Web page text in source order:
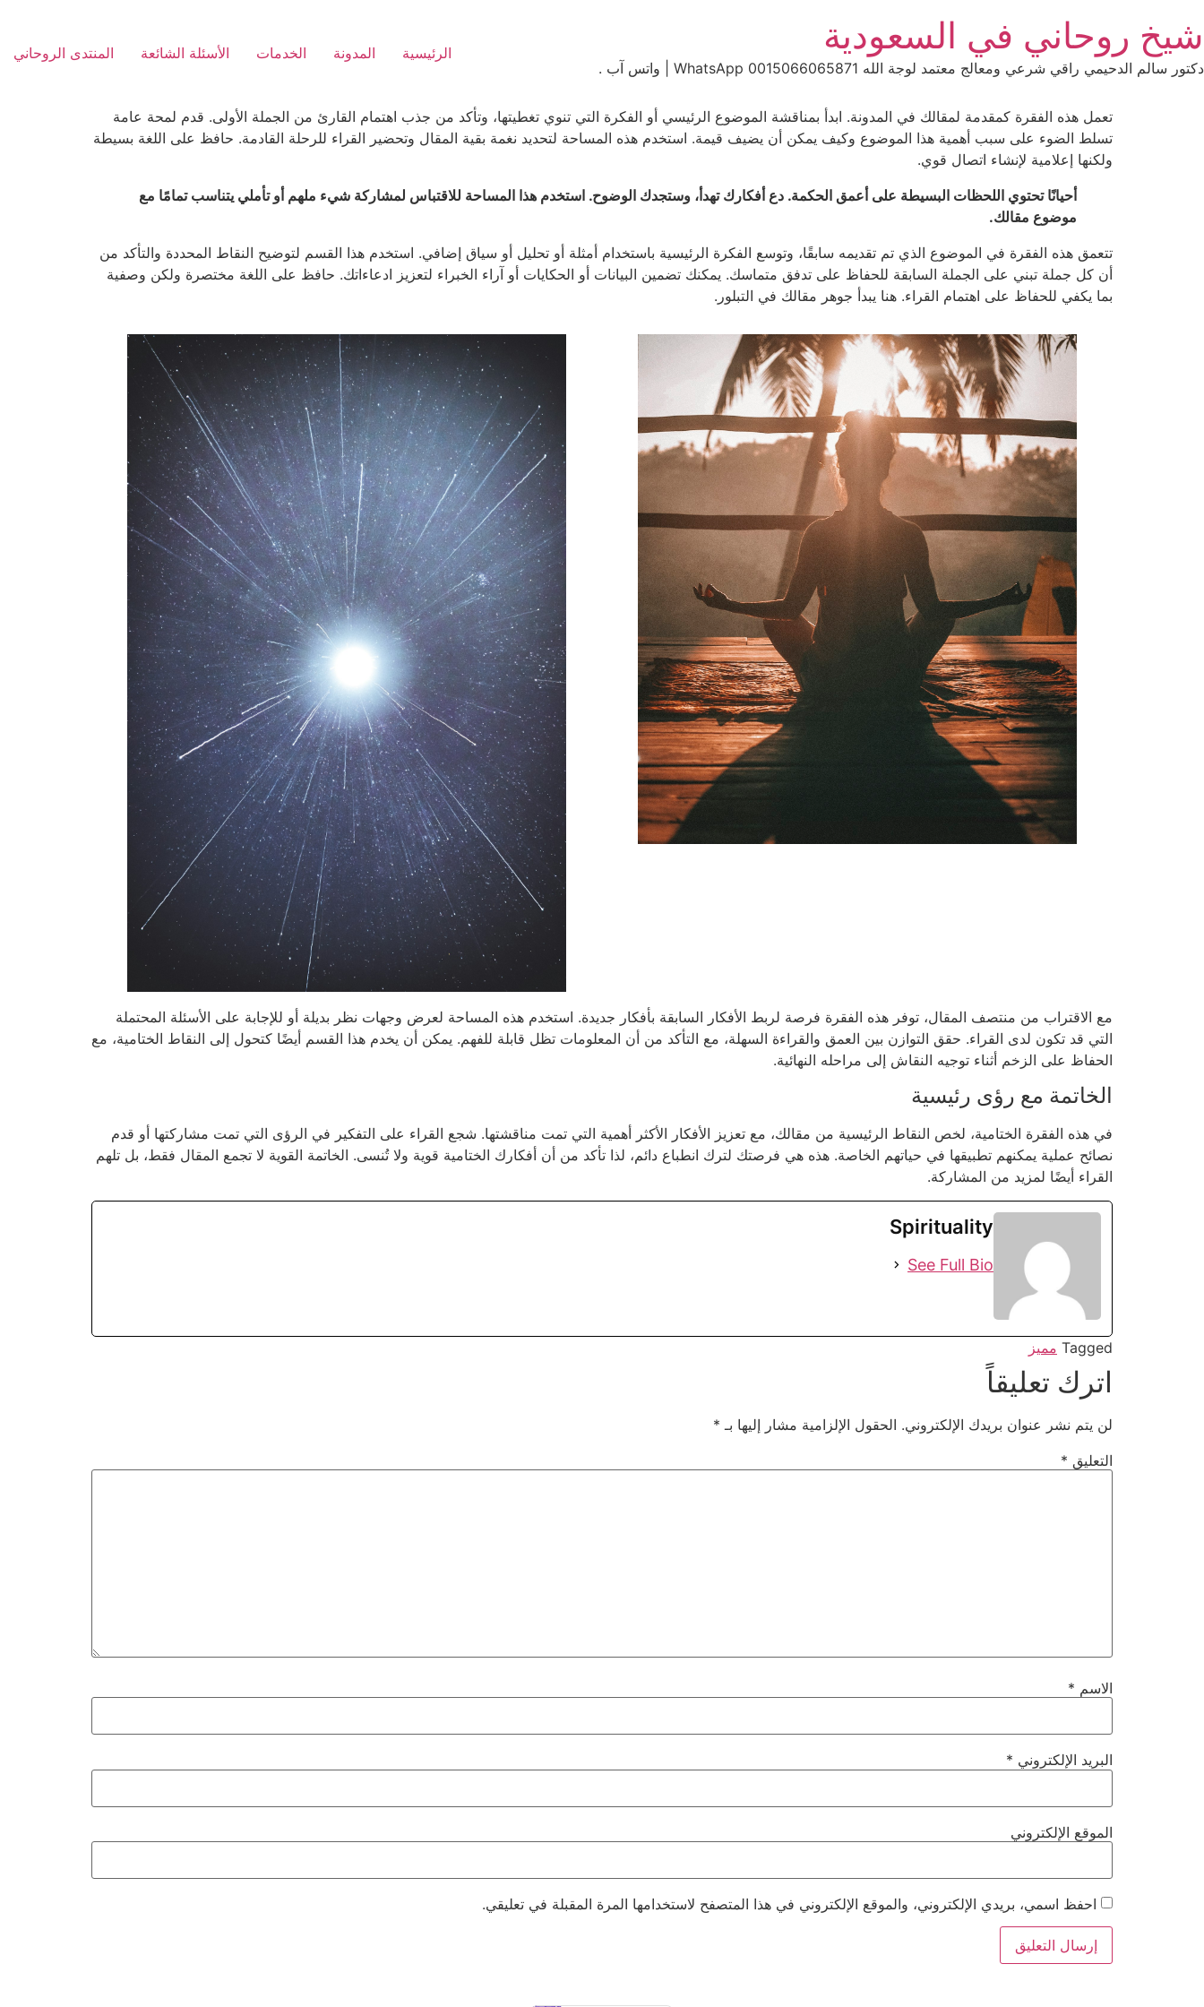
to
content
شيخ روحاني في السعودية
دكتور سالم الدحيمي راقي شرعي ومعالج معتمد لوجة الله 0015066065871 WhatsApp | واتس آب .
الرئيسية المدونة الخدمات الأسئلة الشائعة المنتدى الروحاني
تعمل هذه الفقرة كمقدمة لمقالك في المدونة. ابدأ بمناقشة الموضوع الرئيسي أو الفكرة التي تنوي تغطيتها، وتأكد من جذب اهتمام القارئ من الجملة الأولى. قدم لمحة عامة
تسلط الضوء على سبب أهمية هذا الموضوع وكيف يمكن أن يضيف قيمة. استخدم هذه المساحة لتحديد نغمة بقية المقال وتحضير القراء للرحلة القادمة. حافظ على اللغة بسيطة
ولكنها إعلامية لإنشاء اتصال قوي.
أحيانًا تحتوي اللحظات البسيطة على أعمق الحكمة. دع أفكارك تهدأ، وستجدك الوضوح. استخدم هذا المساحة للاقتباس لمشاركة شيء ملهم أو تأملي يتناسب تمامًا مع
موضوع مقالك.
تتعمق هذه الفقرة في الموضوع الذي تم تقديمه سابقًا، وتوسع الفكرة الرئيسية باستخدام أمثلة أو تحليل أو سياق إضافي. استخدم هذا القسم لتوضيح النقاط المحددة والتأكد من
أن كل جملة تبني على الجملة السابقة للحفاظ على تدفق متماسك. يمكنك تضمين البيانات أو الحكايات أو آراء الخبراء لتعزيز ادعاءاتك. حافظ على اللغة مختصرة ولكن وصفية
بما يكفي للحفاظ على اهتمام القراء. هنا يبدأ جوهر مقالك في التبلور.
مع الاقتراب من منتصف المقال، توفر هذه الفقرة فرصة لربط الأفكار السابقة بأفكار جديدة. استخدم هذه المساحة لعرض وجهات نظر بديلة أو للإجابة على الأسئلة المحتملة
التي قد تكون لدى القراء. حقق التوازن بين العمق والقراءة السهلة، مع التأكد من أن المعلومات تظل قابلة للفهم. يمكن أن يخدم هذا القسم أيضًا كتحول إلى النقاط الختامية، مع
الحفاظ على الزخم أثناء توجيه النقاش إلى مراحله النهائية.
الخاتمة مع رؤى رئيسية
في هذه الفقرة الختامية، لخص النقاط الرئيسية من مقالك، مع تعزيز الأفكار الأكثر أهمية التي تمت مناقشتها. شجع القراء على التفكير في الرؤى التي تمت مشاركتها أو قدم
نصائح عملية يمكنهم تطبيقها في حياتهم الخاصة. هذه هي فرصتك لترك انطباع دائم، لذا تأكد من أن أفكارك الختامية قوية ولا تُنسى. الخاتمة القوية لا تجمع المقال فقط، بل تلهم
القراء أيضًا لمزيد من المشاركة.
Spirituality
See Full Bio
Tagged مميز
اترك تعليقاً
لن يتم نشر عنوان بريدك الإلكتروني. الحقول الإلزامية مشار إليها بـ *
التعليق *
الاسم *
البريد الإلكتروني *
الموقع الإلكتروني
احفظ اسمي، بريدي الإلكتروني، والموقع الإلكتروني في هذا المتصفح لاستخدامها المرة المقبلة في تعليقي.